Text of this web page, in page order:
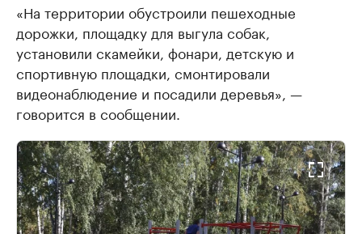
«На территории обустроили пешеходные
дорожки, площадку для выгула собак,
установили скамейки, фонари, детскую и
спортивную площадки, смонтировали
видеонаблюдение и посадили деревья», —
говорится в сообщении.